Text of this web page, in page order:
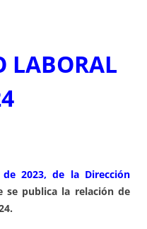
LABORAL
2023, de la Dirección
se publica la relación de